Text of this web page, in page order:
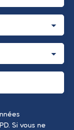
Si vous ne